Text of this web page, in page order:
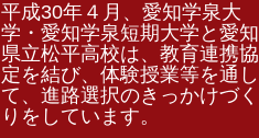
平成30年４月、愛知学泉大
学・愛知学泉短期大学と愛知
県立松平高校は、教育連携協
定を結び、体験授業等を通し
て、進路選択のきっかけづく
りをしています。